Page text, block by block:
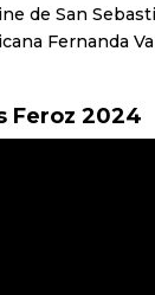
de San
Fernanda
Feroz 2024